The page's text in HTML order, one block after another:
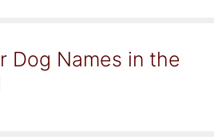
Dog Names in the